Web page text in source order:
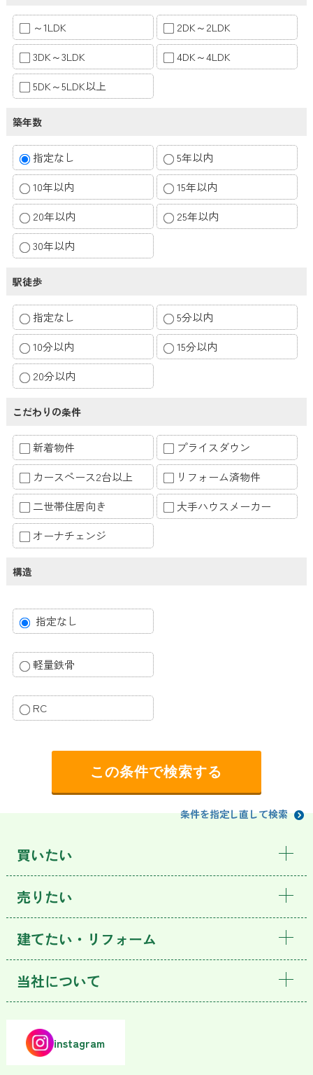
～1LDK
2DK～2LDK
3DK～3LDK
4DK～4LDK
5DK～5LDK以上
築年数
指定なし
5年以内
10年以内
15年以内
20年以内
25年以内
30年以内
駅徒歩
指定なし
5分以内
10分以内
15分以内
20分以内
こだわりの条件
新着物件
プライスダウン
カースペース2台以上
リフォーム済物件
二世帯住居向き
大手ハウスメーカー
オーナチェンジ
構造
指定なし
軽量鉄骨
RC
条件を指定し直して検索
買いたい
売りたい
建てたい・リフォーム
当社について
instagram